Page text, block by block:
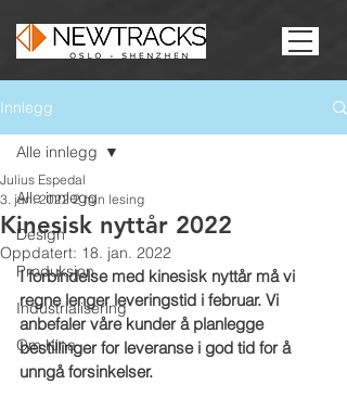
Innlegg
Alle innlegg
Design
Produksjon
Industrialisering
Om Kina
Alle innlegg
Kinesisk nyttår 2022
Julius Espedal
3. jan. 2022 2 min lesing
Oppdatert: 18. jan. 2022
I forbindelse med kinesisk nyttår må vi
regne lenger leveringstid i februar. Vi
anbefaler våre kunder å planlegge
bestillinger for leveranse i god tid for å
unngå forsinkelser.